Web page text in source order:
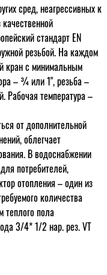
сред, неагрессивных к
стандарт ЕN
резьбой. На каждом
кран с минимальным
– ¾ или 1", резьба –
Рабочая температура –
от дополнительной
облегчает
В водоснабжении
потребителей,
отопления – один из
количества
теплого пола
3/4* 1/2 нар. рез. VT